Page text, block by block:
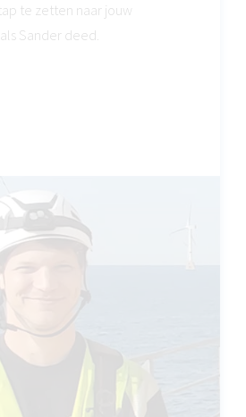
te zetten naar jouw
Sander deed.